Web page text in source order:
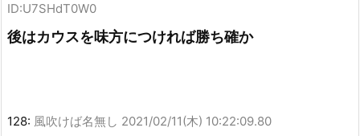
ID:U7SHdT0W0
後はカウスを味方につければ勝ち確か
128: 風吹けば名無し 2021/02/11(木) 10:22:09.80